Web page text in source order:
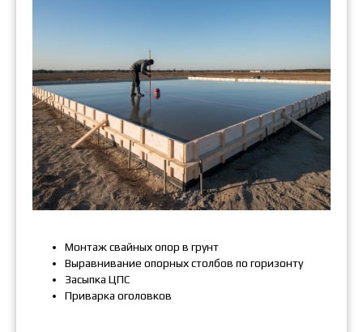
Монтаж свайных опор в грунт
Выравнивание опорных столбов по горизонту
Засыпка ЦПС
Приварка оголовков